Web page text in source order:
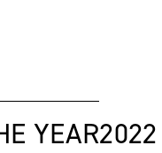
YEAR2022